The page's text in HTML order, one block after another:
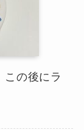
の後にラ